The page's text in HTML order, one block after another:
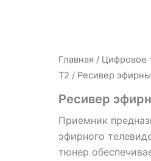
Главная / Цифровое
T2 / Ресивер
Ресивер
Приемник
эфирного
тюнер